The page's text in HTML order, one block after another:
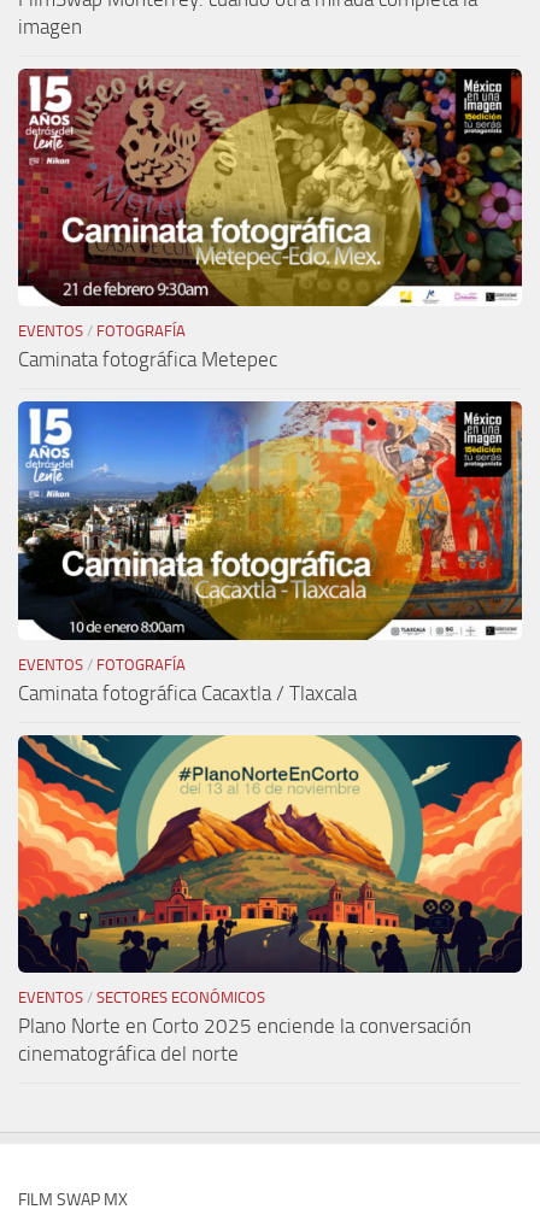
imagen
EVENTOS / FOTOGRAFÍA
Caminata fotográfica Metepec
EVENTOS / FOTOGRAFÍA
Caminata fotográfica Cacaxtla / Tlaxcala
EVENTOS / SECTORES ECONÓMICOS
Plano Norte en Corto 2025 enciende la conversación
cinematográfica del norte
FILM SWAP MX